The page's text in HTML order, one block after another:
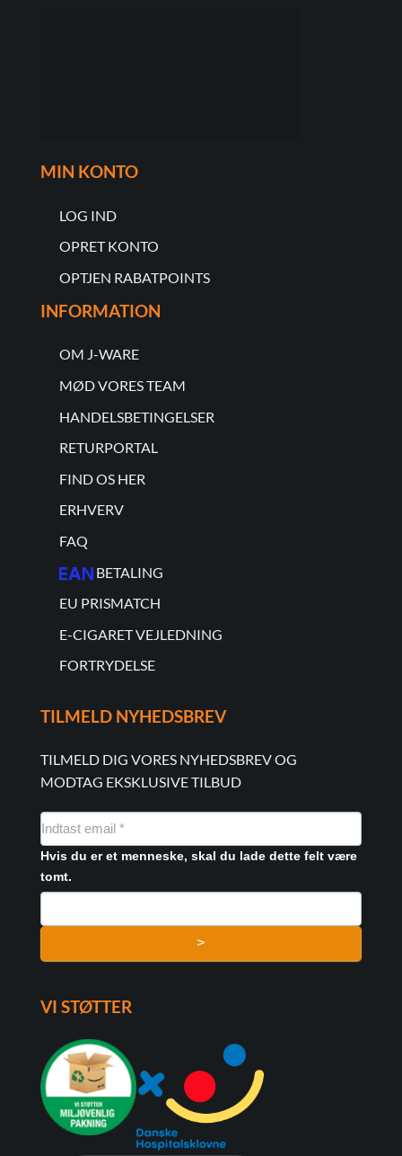
MIN KONTO
LOG IND
OPRET KONTO
OPTJEN RABATPOINTS
INFORMATION
OM J-WARE
MØD VORES TEAM
HANDELSBETINGELSER
RETURPORTAL
FIND OS HER
ERHVERV
FAQ
BETALING
EU PRISMATCH
E-CIGARET VEJLEDNING
FORTRYDELSE
TILMELD NYHEDSBREV
TILMELD DIG VORES NYHEDSBREV OG
MODTAG EKSKLUSIVE TILBUD
NYHEDSMAIL
FORMULAR
Hvis du er et menneske, skal du lade dette felt være
tomt.
>
VI STØTTER